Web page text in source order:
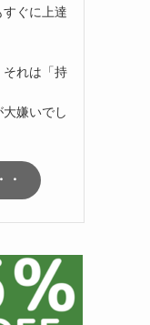
ぐに上達
それは「持
嫌いでし
・